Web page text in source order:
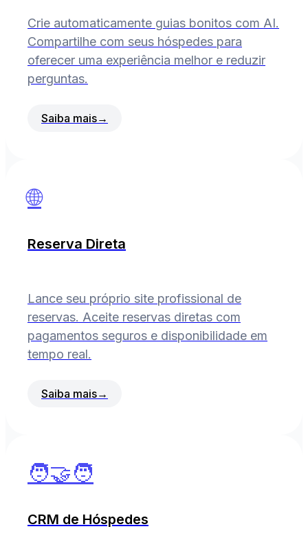
Crie automaticamente guias bonitos com AI.
Compartilhe com seus hóspedes para
oferecer uma experiência melhor e reduzir
perguntas.
Saiba mais→
🌐
Reserva Direta
Lance seu próprio site profissional de
reservas. Aceite reservas diretas com
pagamentos seguros e disponibilidade em
tempo real.
Saiba mais→
🧑‍🤝‍🧑
CRM de Hóspedes